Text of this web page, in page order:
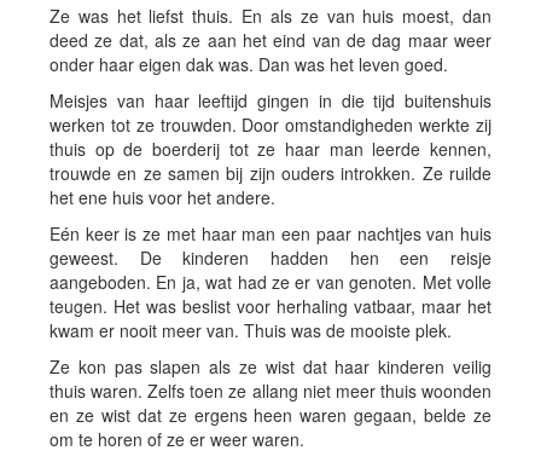
Ze was het liefst thuis. En als ze van huis moest, dan
deed ze dat, als ze aan het eind van de dag maar weer
onder haar eigen dak was. Dan was het leven goed.
Meisjes van haar leeftijd gingen in die tijd buitenshuis
werken tot ze trouwden. Door omstandigheden werkte zij
thuis op de boerderij tot ze haar man leerde kennen,
trouwde en ze samen bij zijn ouders introkken. Ze ruilde
het ene huis voor het andere.
Eén keer is ze met haar man een paar nachtjes van huis
geweest. De kinderen hadden hen een reisje
aangeboden. En ja, wat had ze er van genoten. Met volle
teugen. Het was beslist voor herhaling vatbaar, maar het
kwam er nooit meer van. Thuis was de mooiste plek.
Ze kon pas slapen als ze wist dat haar kinderen veilig
thuis waren. Zelfs toen ze allang niet meer thuis woonden
en ze wist dat ze ergens heen waren gegaan, belde ze
om te horen of ze er weer waren.